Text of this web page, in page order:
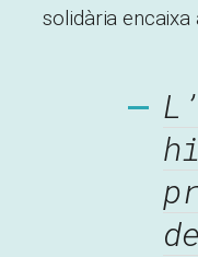
solidària encaixa